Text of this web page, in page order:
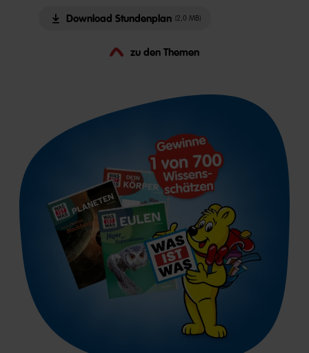
Download Stundenplan (2,0 MB)
zu den Themen